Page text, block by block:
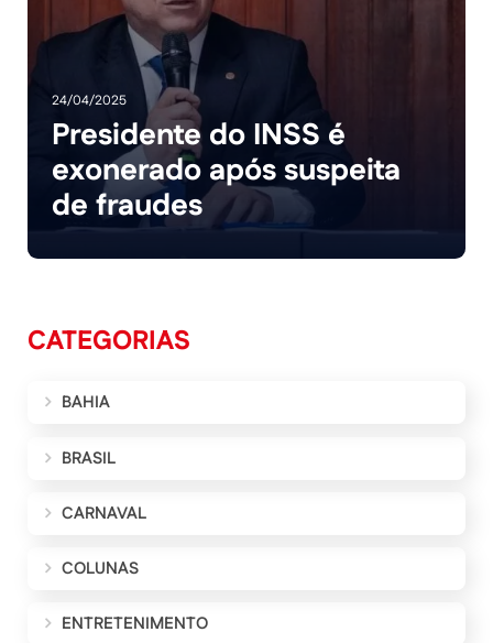
24/04/2025
Presidente do INSS é
exonerado após suspeita
de fraudes
CATEGORIAS
BAHIA
BRASIL
CARNAVAL
COLUNAS
ENTRETENIMENTO